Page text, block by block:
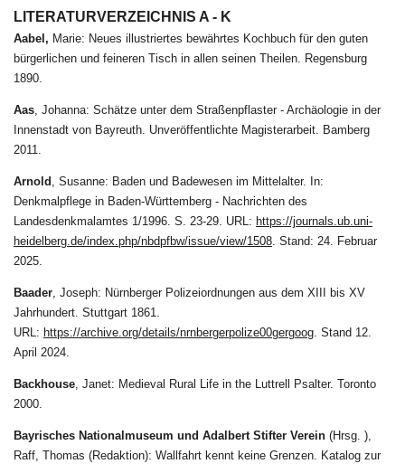
LITERATURVERZEICHNIS A - K
Aabel, Marie: Neues illustriertes bewährtes Kochbuch für den guten
bürgerlichen und feineren Tisch in allen seinen Theilen. Regensburg
1890.
Aas, Johanna: Schätze unter dem Straßenpflaster - Archäologie in der
Innenstadt von Bayreuth. Unveröffentlichte Magisterarbeit. Bamberg
2011.
Arnold , Susanne: Baden und Badewesen im Mittelalter. In:
Denkmalpflege in Baden-Württemberg - Nachrichten des
Landesdenkmalamtes 1/1996. S. 23-29. URL: https://journals.ub.uni-
heidelberg.de/index.php/nbdpfbw/issue/view/1508. Stand: 24. Februar
2025.
Baader, Joseph: Nürnberger Polizeiordnungen aus dem XIII bis XV
Jahrhundert. Stuttgart 1861.
URL: https://archive.org/details/nrnbergerpolize00gergoog. Stand 12.
April 2024.
Backhouse, Janet: Medieval Rural Life in the Luttrell Psalter. Toronto
2000.
Bayrisches Nationalmuseum und Adalbert Stifter Verein (Hrsg. ),
Raff, Thomas (Redaktion): Wallfahrt kennt keine Grenzen. Katalog zur